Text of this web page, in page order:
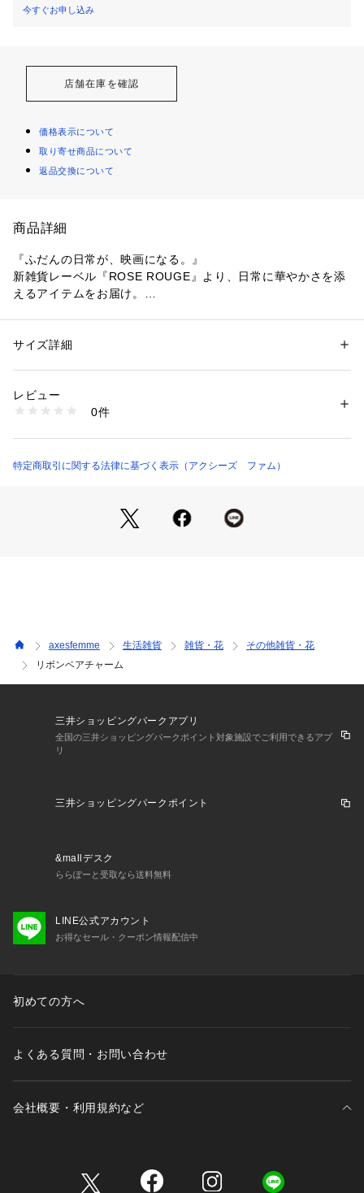
今すぐお申し込み
店舗在庫を確認
価格表示について
取り寄せ商品について
返品交換について
商品詳細
『ふだんの日常が、映画になる。』
新雑貨レーベル『ROSE ROUGE』より、日常に華やかさを添
えるアイテムをお届け。
な物語にして、主人公の女の子達が紡いでいきます。
『ミエル』
はちみつの瓶を見つけると、ぴょんと笑顔になった女の子。
可愛いくまのぬいぐるみチャームです。
ふわふわとした毛並みにつぶらな瞳、丸いフォルムが愛らしい
タテ型チェック柄トート
タテ型合皮トート
性別：レディース
素材：表地:ポリエステル100%、中綿:ポリエステル100%、リボン:ポリエ
生産国：中国製
4320000008664
サイズ詳細
レビュー
0件
特定商取引に関する法律に基づく表示（アクシーズ ファム）
axesfemme 生活雑貨 雑貨・花
その他雑貨・花
リボンベアチャーム
三井ショッピングパークアプリ
全国の三井ショッピングパークポイント対象施設でご利用できるアプ
リ
三井ショッピングパークポイント
&mallデスク
ららぽーと受取なら送料無料
LINE公式アカウント
お得なセール・クーポン情報配信中
初めての方へ
よくある質問・お問い合わせ
会社概要・利用規約など